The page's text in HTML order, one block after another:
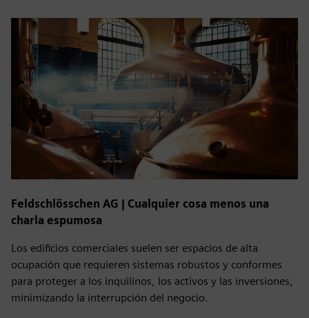
Feldschlösschen AG | Cualquier cosa menos una
charla espumosa
Los edificios comerciales suelen ser espacios de alta
ocupación que requieren sistemas robustos y conformes
para proteger a los inquilinos, los activos y las inversiones,
minimizando la interrupción del negocio.